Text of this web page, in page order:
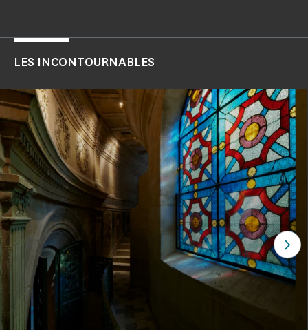
LES INCONTOURNABLES